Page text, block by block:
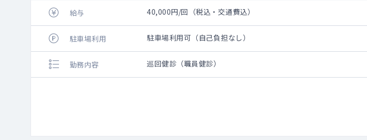
給与 40,000円/回（税込・交通費込）
駐車場利用 駐車場利用可（自己負担なし）
勤務内容 巡回健診（職員健診）